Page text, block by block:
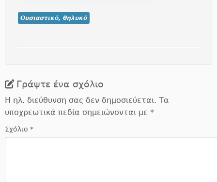
Ουσιαστικό, θηλυκό
Γράψτε ένα σχόλιο
Η ηλ. διεύθυνση σας δεν δημοσιεύεται. Τα
υποχρεωτικά πεδία σημειώνονται με *
Σχόλιο *